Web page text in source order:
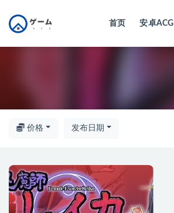
首页 安卓ACG
价格 发布日期